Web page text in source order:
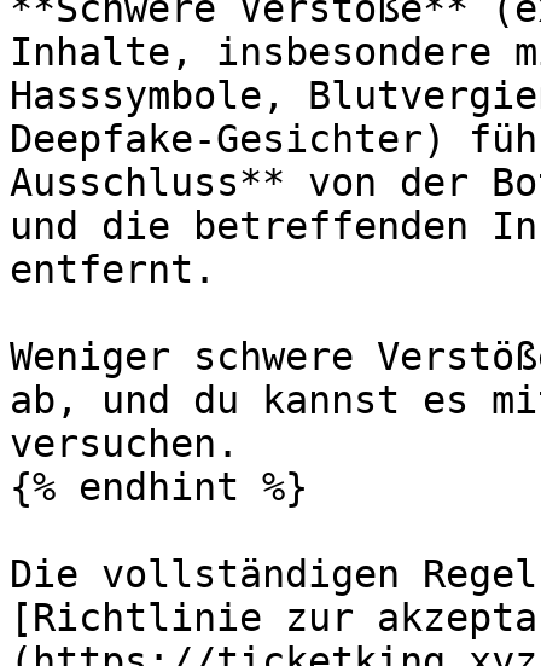
Inhalte, insbesondere
Hasssymbole,
Deepfake-Gesichter)
Ausschluss** von der
und die betreffenden
entfernt.
Weniger schwere
ab, und du kannst es
versuchen.
{% endhint %}
Die vollständigen
[Richtlinie zur